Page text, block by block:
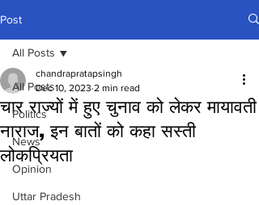
Post
All Posts
Politics
News
Opinion
Uttar Pradesh
All Posts
चार राज्यों में हुए चुनाव को लेकर मायावती
नाराज, इन बातों को कहा सस्ती
लोकप्रियता
chandrapratapsingh
Dec 10, 2023 2 min read